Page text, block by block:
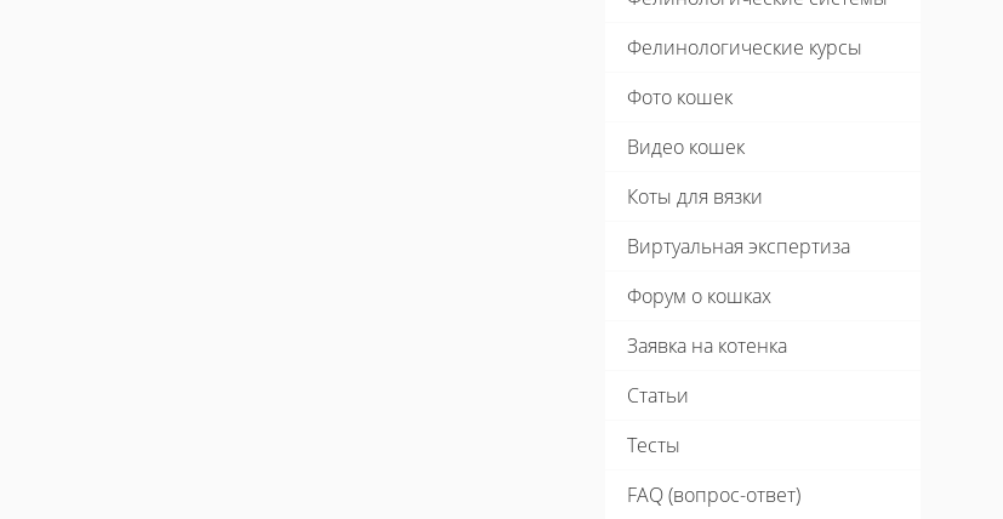
Фелинологические курсы
Фото кошек
Видео кошек
Коты для вязки
Виртуальная экспертиза
Форум о кошках
Заявка на котенка
Статьи
Тесты
FAQ (вопрос-ответ)